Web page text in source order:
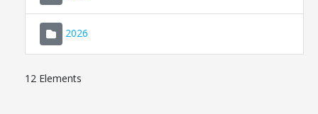
2026
12 Elements